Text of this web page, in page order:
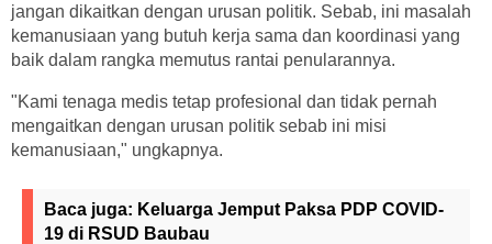
jangan dikaitkan dengan urusan politik. Sebab, ini masalah
kemanusiaan yang butuh kerja sama dan koordinasi yang
baik dalam rangka memutus rantai penularannya.
"Kami tenaga medis tetap profesional dan tidak pernah
mengaitkan dengan urusan politik sebab ini misi
kemanusiaan," ungkapnya.
Baca juga: Keluarga Jemput Paksa PDP COVID-
19 di RSUD Baubau